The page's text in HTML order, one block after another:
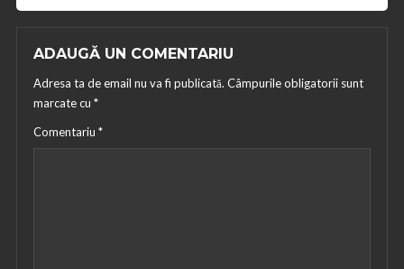
ADAUGĂ UN COMENTARIU
Adresa ta de email nu va fi publicată. Câmpurile obligatorii sunt
marcate cu *
Comentariu *